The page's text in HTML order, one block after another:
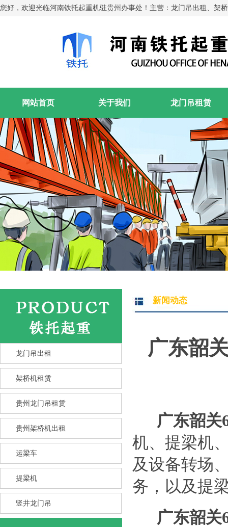
您好，欢迎光临河南铁托起重机驻贵州办事处！主营：龙门吊出租、架
网站首页 关于我们 龙门吊租赁
龙门吊出租
架桥机租赁
贵州龙门吊租赁
贵州架桥机出租
运梁车
提梁机
竖井龙门吊
新闻动态
广东韶
广东韶关
机、提梁机
及设备转场
务，以及提
广东韶关